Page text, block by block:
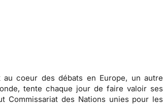
coeur des débats en Europe, un autre
tente chaque jour de faire valoir ses
Commissariat des Nations unies pour les